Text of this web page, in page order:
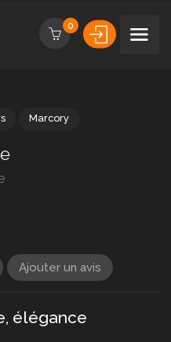
0
Ajouter un avis
élégance